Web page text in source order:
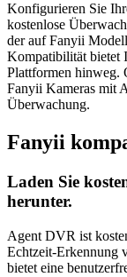
Konfigurieren Sie
kostenlose
der auf Fanyii
Kompatibilität bietet
Plattformen hinweg.
Fanyii Kameras mit
Überwachung.
Fanyii
Laden Sie
herunter.
Agent DVR ist
Echtzeit-Erkennung
bietet eine